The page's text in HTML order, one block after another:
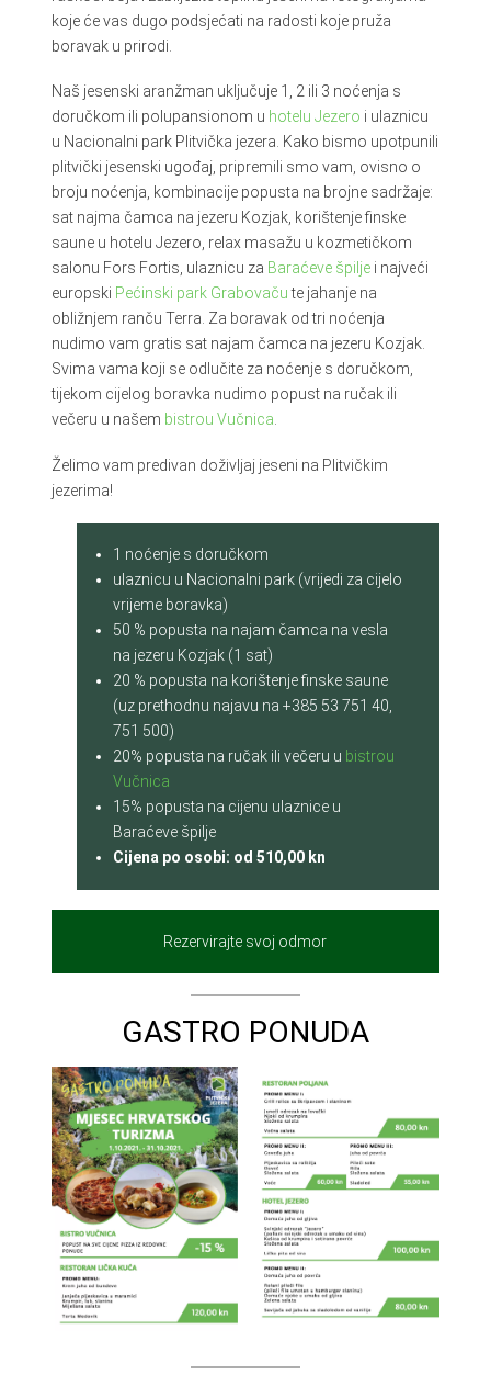
koje će vas dugo podsjećati na radosti koje pruža
boravak u prirodi.
Naš jesenski aranžman uključuje 1, 2 ili 3 noćenja s
doručkom ili polupansionom u hotelu Jezero i ulaznicu
u Nacionalni park Plitvička jezera. Kako bismo upotpunili
plitvički jesenski ugođaj, pripremili smo vam, ovisno o
broju noćenja, kombinacije popusta na brojne sadržaje:
sat najma čamca na jezeru Kozjak, korištenje finske
saune u hotelu Jezero, relax masažu u kozmetičkom
salonu Fors Fortis, ulaznicu za Baraćeve špiljei najveći
europski Pećinski park Grabovačute jahanje na
obližnjem ranču Terra. Za boravak od tri noćenja
nudimo vam gratis sat najam čamca na jezeru Kozjak.
Svima vama koji se odlučite za noćenje s doručkom,
tijekom cijelog boravka nudimo popust na ručak ili
večeru u našem bistrou Vučnica
Želimo vam predivan doživljaj jeseni na Plitvičkim
jezerima!
1 noćenje s doručkom
ulaznicu u Nacionalni park (vrijedi za cijelo
vrijeme boravka)
50 % popusta na najam čamca na vesla
na jezeru Kozjak (1 sat)
20 % popusta na korištenje finske saune
(uz prethodnu najavu na +385 53 751 40,
751 500)
20% popusta na ručak ili večeru u bistrou
Vučnica
15% popusta na cijenu ulaznice u
Baraćeve špilje
Cijena po osobi: od510,00 kn
Rezervirajte svoj odmor
GASTRO PONUDA